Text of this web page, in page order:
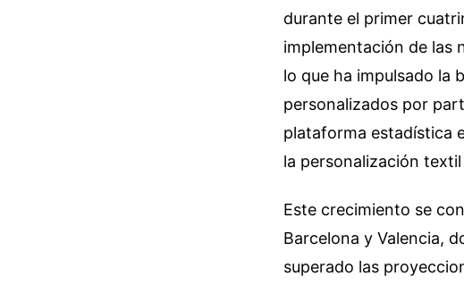
durante el primer
implementación de las
lo que ha impulsado la
personalizados por
plataforma estadística
la personalización
Este crecimiento se
Barcelona y Valencia,
superado las